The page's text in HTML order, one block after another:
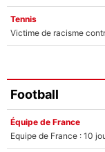
Tennis
Football
Équipe de France